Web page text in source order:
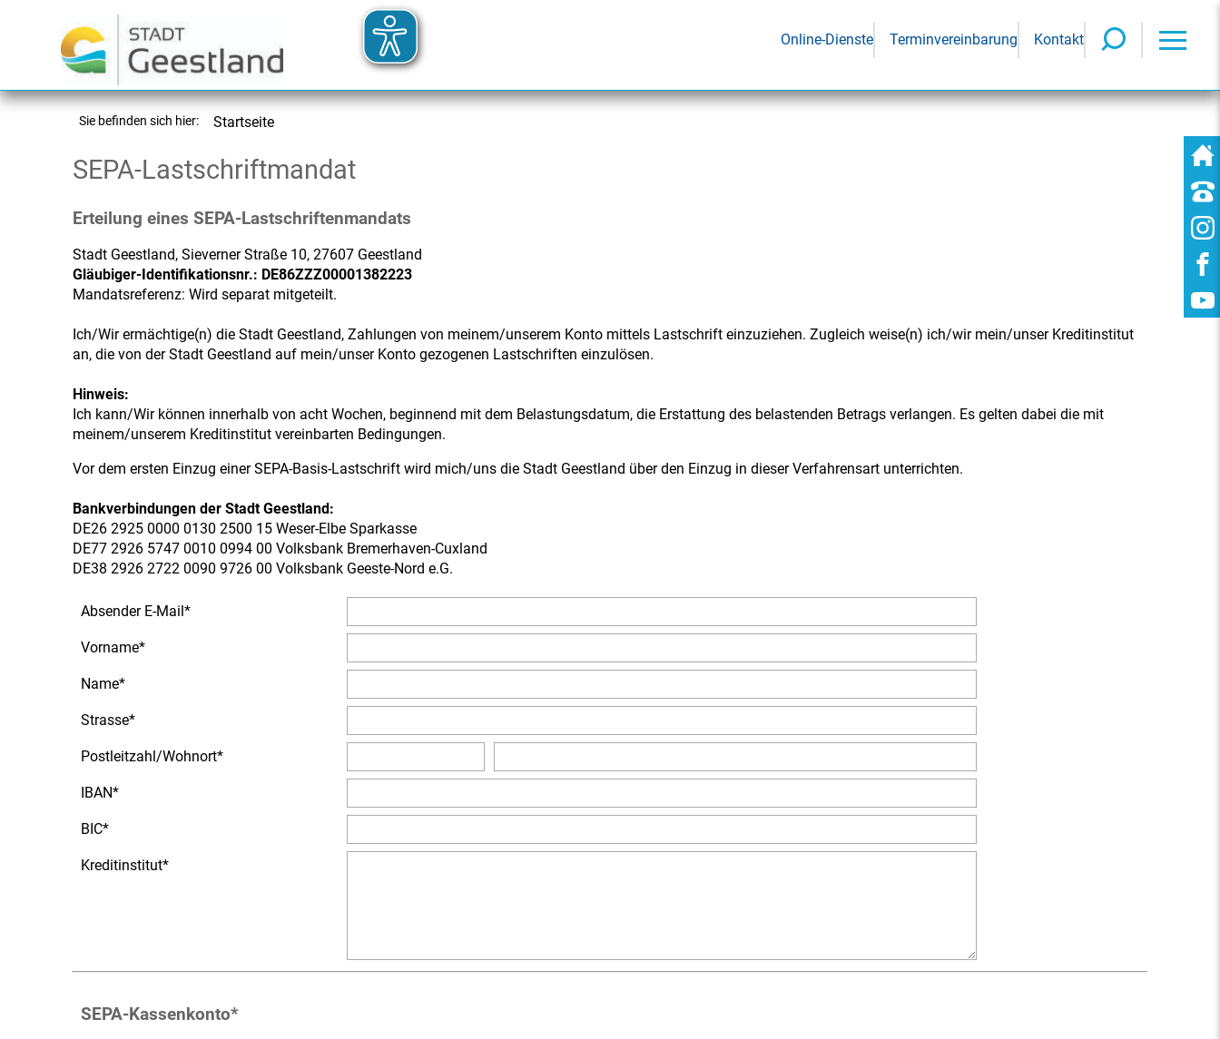
Online-Dienste Terminvereinbarung Kontakt
Sie befinden sich hier: Startseite
SEPA-Lastschriftmandat
Erteilung eines SEPA-Lastschriftenmandats
Stadt Geestland, Sieverner Straße 10, 27607 Geestland
Gläubiger-Identifikationsnr.: DE86ZZZ00001382223
Mandatsreferenz: Wird separat mitgeteilt.
Ich/Wir ermächtige(n) die Stadt Geestland, Zahlungen von meinem/unserem Konto mittels Lastschrift einzuziehen. Zugleich weise(n) ich/wir mein/unser Kreditinstitut
an, die von der Stadt Geestland auf mein/unser Konto gezogenen Lastschriften einzulösen.
Hinweis:
Ich kann/Wir können innerhalb von acht Wochen, beginnend mit dem Belastungsdatum, die Erstattung des belastenden Betrags verlangen. Es gelten dabei die mit
meinem/unserem Kreditinstitut vereinbarten Bedingungen.
Vor dem ersten Einzug einer SEPA-Basis-Lastschrift wird mich/uns die Stadt Geestland über den Einzug in dieser Verfahrensart unterrichten.
Bankverbindungen der Stadt Geestland:
DE26 2925 0000 0130 2500 15 Weser-Elbe Sparkasse
DE77 2926 5747 0010 0994 00 Volksbank Bremerhaven-Cuxland
DE38 2926 2722 0090 9726 00 Volksbank Geeste-Nord e.G.
Absender E-Mail*
Vorname*
Name*
Strasse*
Postleitzahl/Wohnort*
IBAN*
BIC*
Kreditinstitut*
SEPA-Kassenkonto*